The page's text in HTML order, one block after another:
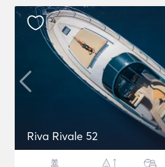
Riva Rivale 52